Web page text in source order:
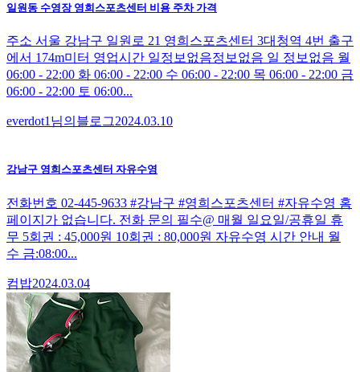
일원동 수영장 영희스포츠센터 비용 주차 가격
주소 서울 강남구 일원로 21 영희스포츠센터 3대청역 4번 출구
에서 174m미터 영업시간 일정보없음정보없음 일 정보없음 월
06:00 - 22:00 화 06:00 - 22:00 수 06:00 - 22:00 목 06:00 - 22:00 금
06:00 - 22:00 토 06:00...
everdot1님의블로그2024.03.10
강남구 영희스포츠센터 자유수영
전화번호 02-445-9633 #강남구 #영희스포츠센터 #자유수영 홈
페이지가 없습니다. 전화 문의 필수@ 매월 일요일/공휴일 휴
무 5회권 : 45,000원 10회권 : 80,000원 자유수영 시간 안내 월
수 금:08:00...
컴밥2024.03.04